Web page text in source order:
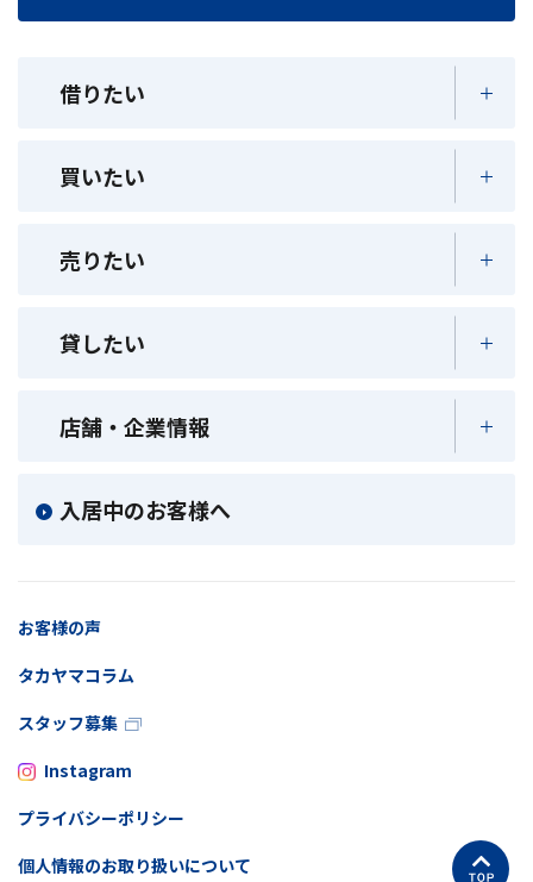
借りたい
買いたい
売りたい
貸したい
店舗・企業情報
入居中のお客様へ
お客様の声
タカヤマコラム
スタッフ募集
Instagram
プライバシーポリシー
個人情報のお取り扱いについて